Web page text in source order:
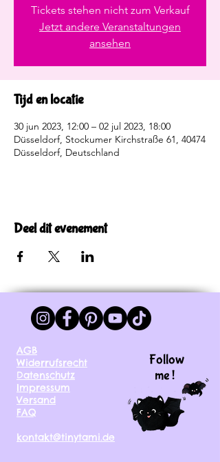
Tickets stehen nicht zum Verkauf
Jetzt andere Veranstaltungen
ansehen
Tijd en locatie
30 jun 2023, 12:00 – 02 jul 2023, 18:00
Düsseldorf, Stockumer Kirchstraße 61, 40474
Düsseldorf, Deutschland
Deel dit evenement
AGB
Widerrufsrecht
Datenschutz
Impressum
Versand
FAQ
kontakt@tinytami.de
Follow
me !